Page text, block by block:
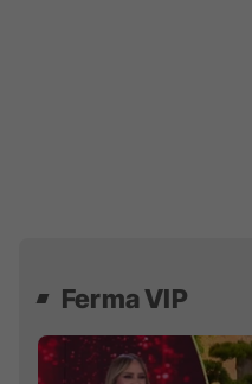
Ferma VIP